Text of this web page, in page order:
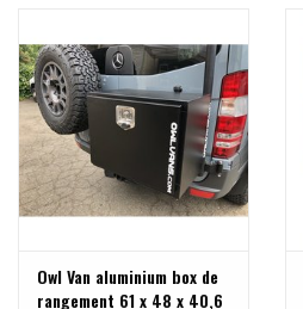
Owl Van aluminium box de
rangement 61 x 48 x 40,6